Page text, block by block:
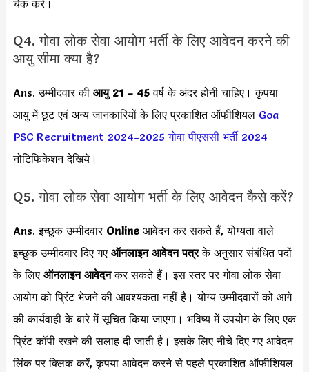
चेक करें।
Q4. गोवा लोक सेवा आयोग भर्ती के लिए आवेदन करने की
आयु सीमा क्या है?
Ans. उम्मीदवार की आयु 21 – 45वर्ष के अंदर होनी चाहिए। कृपया
आयु में छूट एवं अन्य जानकारियों के लिए प्रकाशित ऑफीशियल Goa
PSC Recruitment 2024-2025 गोवा पीएससी भर्ती 2024
नोटिफिकेशन देखिये।
Q5. गोवा लोक सेवा आयोग भर्ती के लिए आवेदन कैसे करें?
Ans. इच्छुक उम्मीदवार Online आवेदन कर सकते हैं, योग्यता वाले
इच्छुक उम्मीदवार दिए गए ऑनलाइन आवेदन पत्रके अनुसार संबंधित पदों
के लिए ऑनलाइन आवेदनकर सकते हैं। इस स्तर पर गोवा लोक सेवा
आयोग को प्रिंट भेजने की आवश्यकता नहीं है। योग्य उम्मीदवारों को आगे
की कार्यवाही के बारे में सूचित किया जाएगा। भविष्य में उपयोग के लिए एक
प्रिंट कॉपी रखने की सलाह दी जाती है। इसके लिए नीचे दिए गए आवेदन
लिंक पर क्लिक करें, कृपया आवेदन करने से पहले प्रकाशित ऑफीशियल